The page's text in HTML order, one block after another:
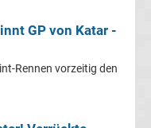
GP von Katar -
Rennen vorzeitig den